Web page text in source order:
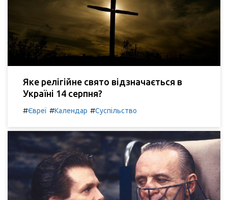
Яке релігійне свято відзначається в
Україні 14 серпня?
#Євреї #Календар #Суспільство